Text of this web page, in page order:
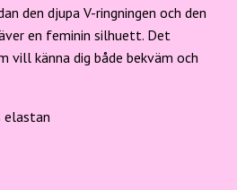
den djupa V-ringningen och den
en feminin silhuett. Det
känna dig både bekväm och
elastan